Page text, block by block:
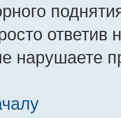
ответив
нарушаете